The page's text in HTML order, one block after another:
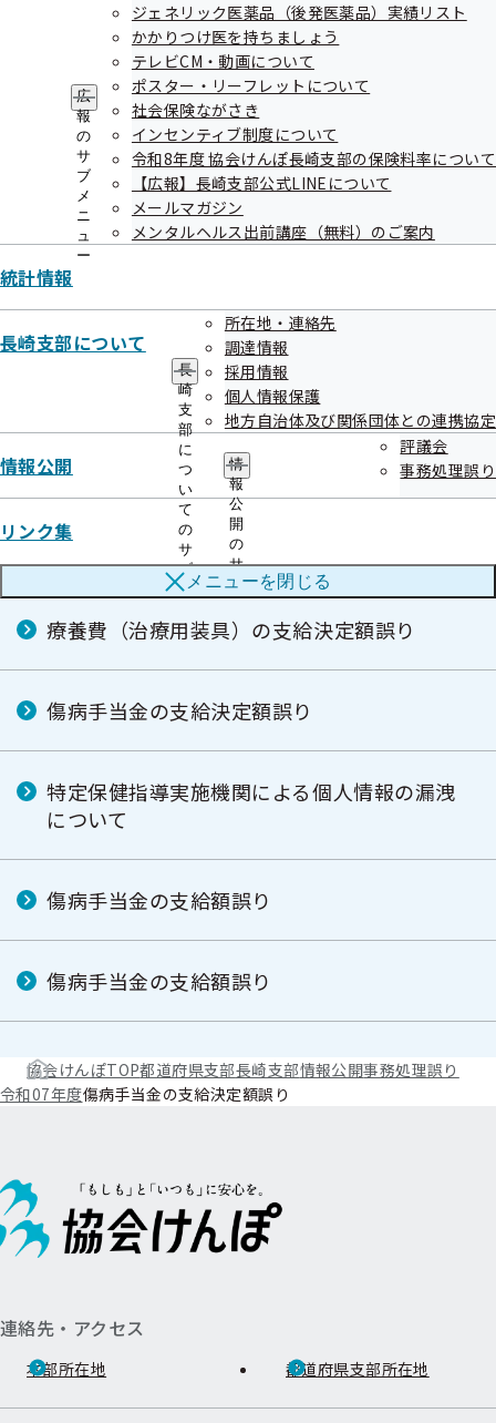
広
報
の
サ
ブ
メ
ニ
ュ
ー
ジェネリック医薬品（後発医薬品）実績リスト
かかりつけ医を持ちましょう
テレビCM・動画について
ポスター・リーフレットについて
社会保険ながさき
インセンティブ制度について
令和8年度 協会けんぽ長崎支部の保険料率について
【広報】長崎支部公式LINEについて
メールマガジン
メンタルヘルス出前講座（無料）のご案内
統計情報
長崎支部について
長
崎
支
部
に
つ
い
て
の
サ
ブ
メ
ュ
所在地・連絡先
調達情報
採用情報
個人情報保護
地方自治体及び関係団体との連携協定
情報公開
情
報
公
開
の
サ
ブ
メ
ニ
ュ
評議会
事務処理誤り
リンク集
メニューを閉じる
ご本人様へ謝罪および経緯を説明し内容についてご理解いた
だいた。また、返納について了承をいただいた。
再発防止策
今回の事案をグループ全職員に情報共有し、事務処理手順等
の順守を徹底する。
令和07年度
傷病手当金の支給決定額誤り
療養費（治療用装具）の支給決定額誤り
傷病手当金の支給決定額誤り
特定保健指導実施機関による個人情報の漏洩
について
傷病手当金の支給額誤り
傷病手当金の支給額誤り
協会けんぽTOP都道府県支部長崎支部情報公開事務処理誤り
令和07年度傷病手当金の支給決定額誤り
連絡先・アクセス
本部所在地 都道府県支部所在地